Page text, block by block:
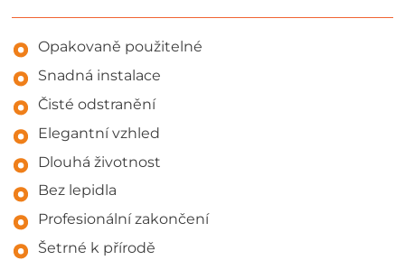
Opakovaně použitelné
Snadná instalace
Čisté odstranění
Elegantní vzhled
Dlouhá životnost
Bez lepidla
Profesionální zakončení
Šetrné k přírodě